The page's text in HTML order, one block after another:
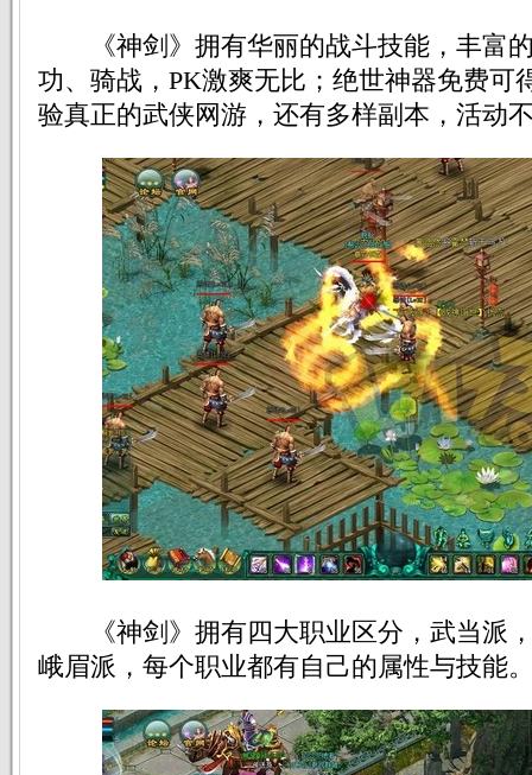
《神剑》拥有华丽的战斗技能，丰富
功、骑战，PK激爽无比；绝世神器免费可
验真正的武侠网游，还有多样副本，活动
《神剑》拥有四大职业区分，武当派
峨眉派，每个职业都有自己的属性与技能